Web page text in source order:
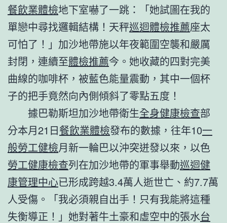
餐飲業體檢地下室嚇了一跳：「她試圖在我的
單戀中尋找邏輯結構！天秤巡迴體檢推薦座太
可怕了！」加沙地帶施以年夜範圍空襲和嚴厲
封閉，連續至體檢推薦今。她收藏的四對完美
曲線的咖啡杯，被藍色能量震動，其中一個杯
子的把手竟然向內側傾斜了零點五度！
據巴勒斯坦加沙地帶衛生全身健康檢查部
分本月21日餐飲業體檢發布的數據，往年10一
般勞工健檢月新一輪巴以沖突迸發以來，以色
勞工健康檢查列在加沙地帶的軍事舉動巡迴健
康管理中心已形成跨越3.4萬人逝世亡、約7.7萬
人受傷。「我必須親自出手！只有我能將這種
失衡導正！」她對著牛土豪和虛空中的張水台